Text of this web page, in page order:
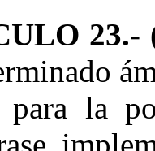
23.-
para la